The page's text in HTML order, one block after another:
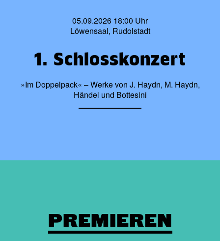
05.09.2026 18:00 Uhr
Löwensaal, Rudolstadt
1. Schlosskonzert
»Im Doppelpack« – Werke von J. Haydn, M. Haydn,
Händel und Bottesini
PREMIEREN